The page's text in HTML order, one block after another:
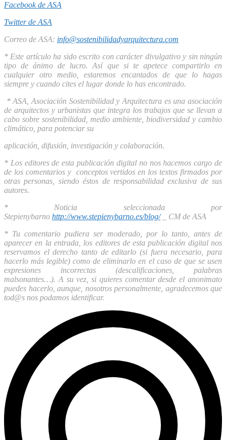
Facebook de ASA
Twitter de ASA
Correo de ASA: info@sostenibilidadyarquitectura.com
* Este artículo ha sido escrito con carácter divulgativo y sin ningún
tipo de ánimo de lucro. Así que si te apetece compartirlo en
cualquier otro medio, estaremos encantados de que lo hagas
siempre y cuando cites el lugar donde lo has encontrado.
* ASA, Asociación Sostenibilidad y Arquitectura es una asociación
de arquitectos y urbanistas que integra los trabajos que se llevan a
cabo sobre sostenibilidad, medio ambiente, biodiversidad y cambio
climático, para potenciar su
aplicación, difusión, investigación y colaboración.
* Los editores de esta publicación digital no nos hacemos cargo de
de los comentarios y conceptos vertidos en los textos firmados por
otras personas, siendo éstos de responsabilidad exclusiva de sus
autores.
* Noticia seleccionada por
Stepienybarno http://www.stepienybarno.es/blog/
_ CM de ASA
* Tu comentario pudiera ser moderado, por lo tanto, antes de
aparecer en la entrada, los editores de esta publicación digital nos
reservamos el derecho tanto de editarlo (si fuera necesario, para
hacerlo más legible) como de eliminarlo en el caso de que se usen
expresiones incorrectas (descalificaciones, palabras
malsonantes…). A su vez, si quieres comentar desde el anonimato
puedes hacerlo, aunque, nosotros personalmente, agradecemos que
tod@s nos podamos identificar.